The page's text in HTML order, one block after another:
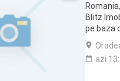
Blitz
pe baza
Training
azi